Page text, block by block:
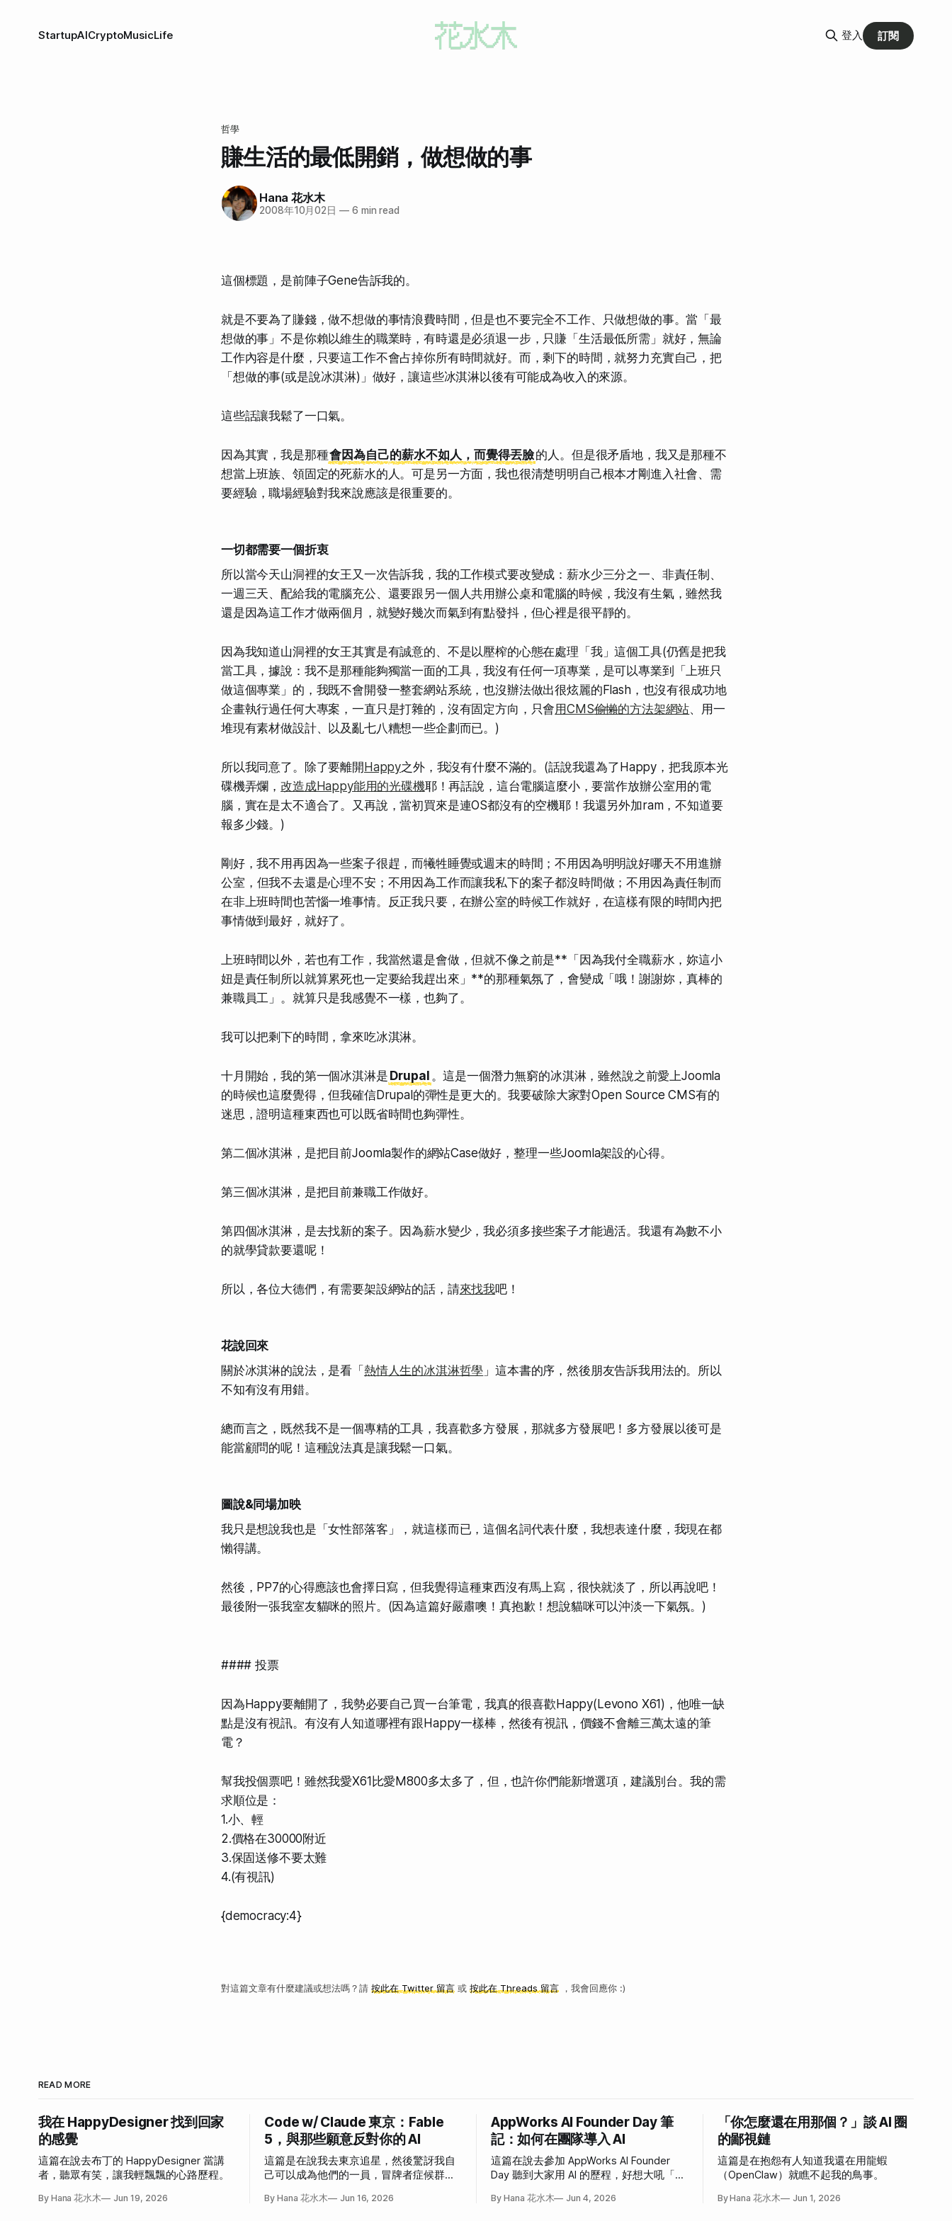
StartupAICryptoMusicLife 登入 訂閱
哲學
賺生活的最低開銷，做想做的事
Hana 花水木
2008年10月02日 —6 min read
這個標題，是前陣子Gene告訴我的。
就是不要為了賺錢，做不想做的事情浪費時間，但是也不要完全不工作、只做想做的事。當「最
想做的事」不是你賴以維生的職業時，有時還是必須退一步，只賺「生活最低所需」就好，無論
工作內容是什麼，只要這工作不會占掉你所有時間就好。而，剩下的時間，就努力充實自己，把
「 想做的事(或是說冰淇淋)」做好，讓這些冰淇淋以後有可能成為收入的來源。
這些話讓我鬆了一口氣。
因為其實，我是那種會因為自己的薪水不如人，而覺得丟臉的人。但是很矛盾地，我又是那種不
想當上班族、領固定的死薪水的人。可是另一方面，我也很清楚明明自己根本才剛進入社會、需
要經驗，職場經驗對我來說應該是很重要的。
一切都需要一個折衷
所以當今天山洞裡的女王又一次告訴我，我的工作模式要改變成：薪水少三分之一、非責任制、
一週三天、配給我的電腦充公、還要跟另一個人共用辦公桌和電腦的時候，我沒有生氣，雖然我
還是因為這工作才做兩個月，就變好幾次而氣到有點發抖，但心裡是很平靜的。
因為我知道山洞裡的女王其實是有誠意的、不是以壓榨的心態在處理 「我」這個工具(仍舊是把我
當工具，據說：我不是那種能夠獨當一面的工具，我沒有任何一項專業，是可以專業到「上班只
做這個專業」的，我既不會開發一整套網站系統，也沒辦法做出很炫麗的Flash，也沒有很成功地
企畫執行過任何大專案 ，一直只是打雜的，沒有固定方向，只會用CMS偷懶的方法架網站、用一
堆現有素材做設計、以及亂七八糟想一些企劃而已。)
所以我同意了。除了要離開 Happy之外，我沒有什麼不滿的。(話說我還為了Happy，把我原本光
碟機弄爛，改造成Happy能用的光碟機耶！再話說，這台電腦這麼小，要當作放辦公室用的電
腦，實在是太不適合了。又再說，當初買來是連OS都沒有的空機耶！我還另外加ram，不知道要
報多少錢。)
剛好，我不用再因為一些案子很趕，而犧牲睡覺或週末的時間；不用因為明明說好哪天不用進辦
公室 ，但我不去還是心理不安；不用因為工作而讓我私下的案子都沒時間做；不用因為責任制而
在非上班時間也苦惱一堆事情。反正我只要，在辦公室的時候工作就好， 在這樣有限的時間內把
事情做到最好，就好了。
上班時間以外，若也有工作，我當然還是會做，但就不像之前是**「因為我付全職薪水，妳這小
妞是責任制所以就算累死也一定要給我趕出來」**的那種氣氛了，會變成「哦！謝謝妳，真棒的
兼職員工」。就算只是我感覺不一樣，也夠了。
我可以把剩下的時間，拿來吃冰淇淋。
十月開始，我的第一個冰淇淋是 Drupal 。這是一個潛力無窮的冰淇淋，雖然說之前愛上Joomla
的時候也這麼覺得，但我確信Drupal的彈性是更大的。我要破除大家對Open Source CMS有的
迷思，證明這種東西也可以既省時間也夠彈性。
第二個冰淇淋，是把目前Joomla製作的網站Case做好 ，整理一些Joomla架設的心得。
第三個冰淇淋，是把目前兼職工作做好。
第四個冰淇淋，是去找新的案子。因為薪水變少，我必須多接些案子才能過活。我還有為數不小
的就學貸款要還呢！
所以，各位大德們，有需要架設網站的話，請來找我吧！
花說回來
關於冰淇淋的說法，是看「 熱情人生的冰淇淋哲學 」這本書的序，然後朋友告訴我用法的。所以
不知有沒有用錯。
總而言之，既然我不是一個專精的工具，我喜歡多方發展，那就多方發展吧！多方發展以後可是
能當顧問的呢！這種說法真是讓我鬆一口氣。
圖說&同場加映
我只是想說我也是「女性部落客 」，就這樣而已，這個名詞代表什麼，我想表達什麼，我現在都
懶得講。
然後，PP7的心得應該也會擇日寫，但我覺得這種東西沒有馬上寫，很快就淡了，所以再說吧！
最後附一張我室友貓咪的照片。(因為這篇好嚴肅噢！真抱歉！想說貓咪可以沖淡一下氣氛。)
#### 投票
因為Happy要離開了，我勢必要自己買一台筆電，我真的很喜歡Happy(Levono X61)，他唯一缺
點是沒有視訊。有沒有人知道哪裡有跟Happy一樣棒，然後有視訊，價錢不會離三萬太遠的筆
電？
幫我投個票吧！雖然我愛X61比愛M800多太多了，但，也許你們能新增選項，建議別台。我的需
求順位是：
1.小、輕
2.價格在30000附近
3.保固送修不要太難
4.(有視訊)
{democracy:4}
對這篇文章有什麼建議或想法嗎？請 按此在 Twitter 留言 或 按此在 Threads 留言 ，我會回應你 :)
READ MORE
我在 HappyDesigner 找到回家
的感覺
這篇在說去布丁的 HappyDesigner 當講
者，聽眾有笑，讓我輕飄飄的心路歷程。
By Hana 花水木 Jun 19, 2026
Code w/ Claude 東京：Fable
5，與那些願意反對你的 AI
這篇是在說我去東京追星，然後驚訝我自
己可以成為他們的一員，冒牌者症候群大
By Hana 花水木 Jun 16, 2026
AppWorks AI Founder Day 筆
記：如何在團隊導入 AI
這篇在說去參加 AppWorks AI Founder
Day 聽到大家用 AI 的歷程，好想大吼「我
By Hana 花水木 Jun 4, 2026
「你怎麼還在用那個？」談 AI 圈
的鄙視鏈
這篇是在抱怨有人知道我還在用龍蝦
（OpenClaw）就瞧不起我的鳥事。
By Hana 花水木 Jun 1, 2026